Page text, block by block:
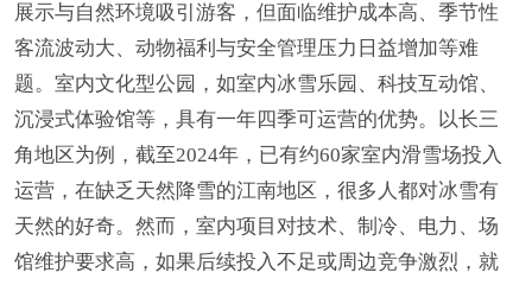
展示与自然环境吸引游客，但面临维护成本高、季节性
客流波动大、动物福利与安全管理压力日益增加等难
题。室内文化型公园，如室内冰雪乐园、科技互动馆、
沉浸式体验馆等，具有一年四季可运营的优势。以长三
角地区为例，截至2024年，已有约60家室内滑雪场投入
运营，在缺乏天然降雪的江南地区，很多人都对冰雪有
天然的好奇。然而，室内项目对技术、制冷、电力、场
馆维护要求高，如果后续投入不足或周边竞争激烈，就